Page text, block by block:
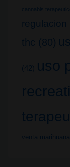
cannabis terapeutico
regulacion
thc (80)
(42) uso
venta marihuana